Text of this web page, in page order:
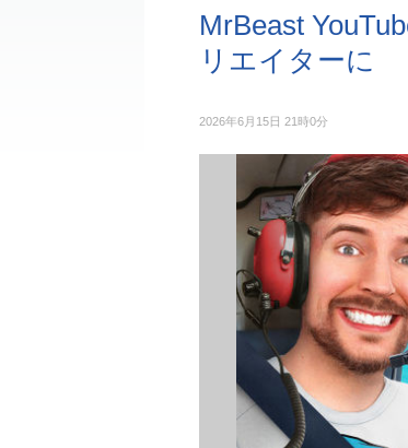
MrBeast
リエイターに
2026年6月15日 21時0分